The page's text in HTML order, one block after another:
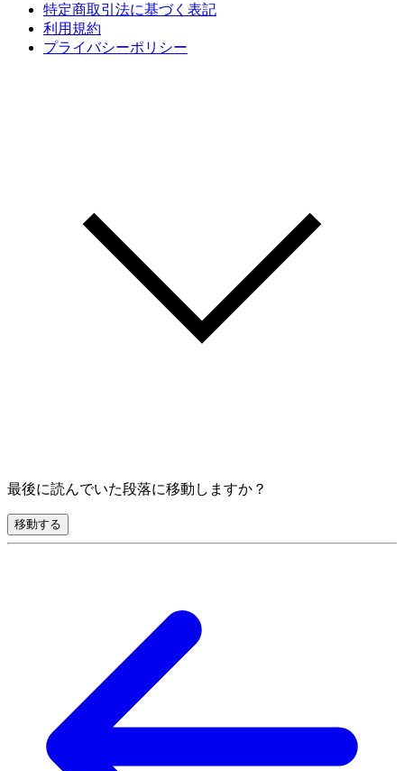
特定商取引法に基づく表記
利用規約
プライバシーポリシー
最後に読んでいた段落に移動しますか？
移動する